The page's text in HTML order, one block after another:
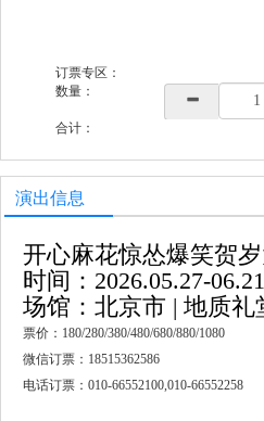
订票专区：
数量：
合计：
演出信息
开心麻花惊怂爆笑贺岁
时间：2026.05.27-06.21
场馆：北京市 | 地质礼
票价：180/280/380/480/680/880/1080
微信订票：18515362586
电话订票：010-66552100,010-66552258